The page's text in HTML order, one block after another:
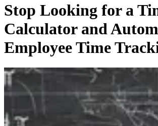
Stop Looking for a
Calculator and
Employee Time